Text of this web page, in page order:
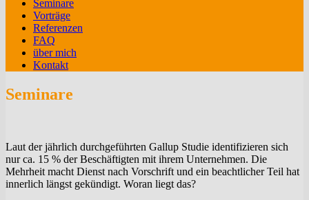
Seminare
Vorträge
Referenzen
FAQ
über mich
Kontakt
Seminare
Laut der jährlich durchgeführten Gallup Studie identifizieren sich
nur ca. 15 % der Beschäftigten mit ihrem Unternehmen. Die
Mehrheit macht Dienst nach Vorschrift und ein beachtlicher Teil hat
innerlich längst gekündigt. Woran liegt das?